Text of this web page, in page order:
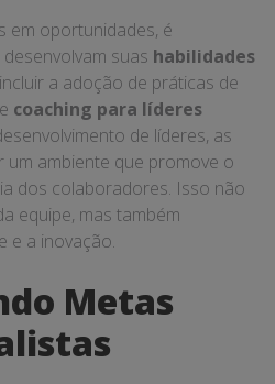
em oportunidades, é
suas habilidades
a adoção de práticas de
e coaching para líderes
de líderes, as
ambiente que promove o
dos colaboradores. Isso não
equipe, mas também
e a inovação.
Metas